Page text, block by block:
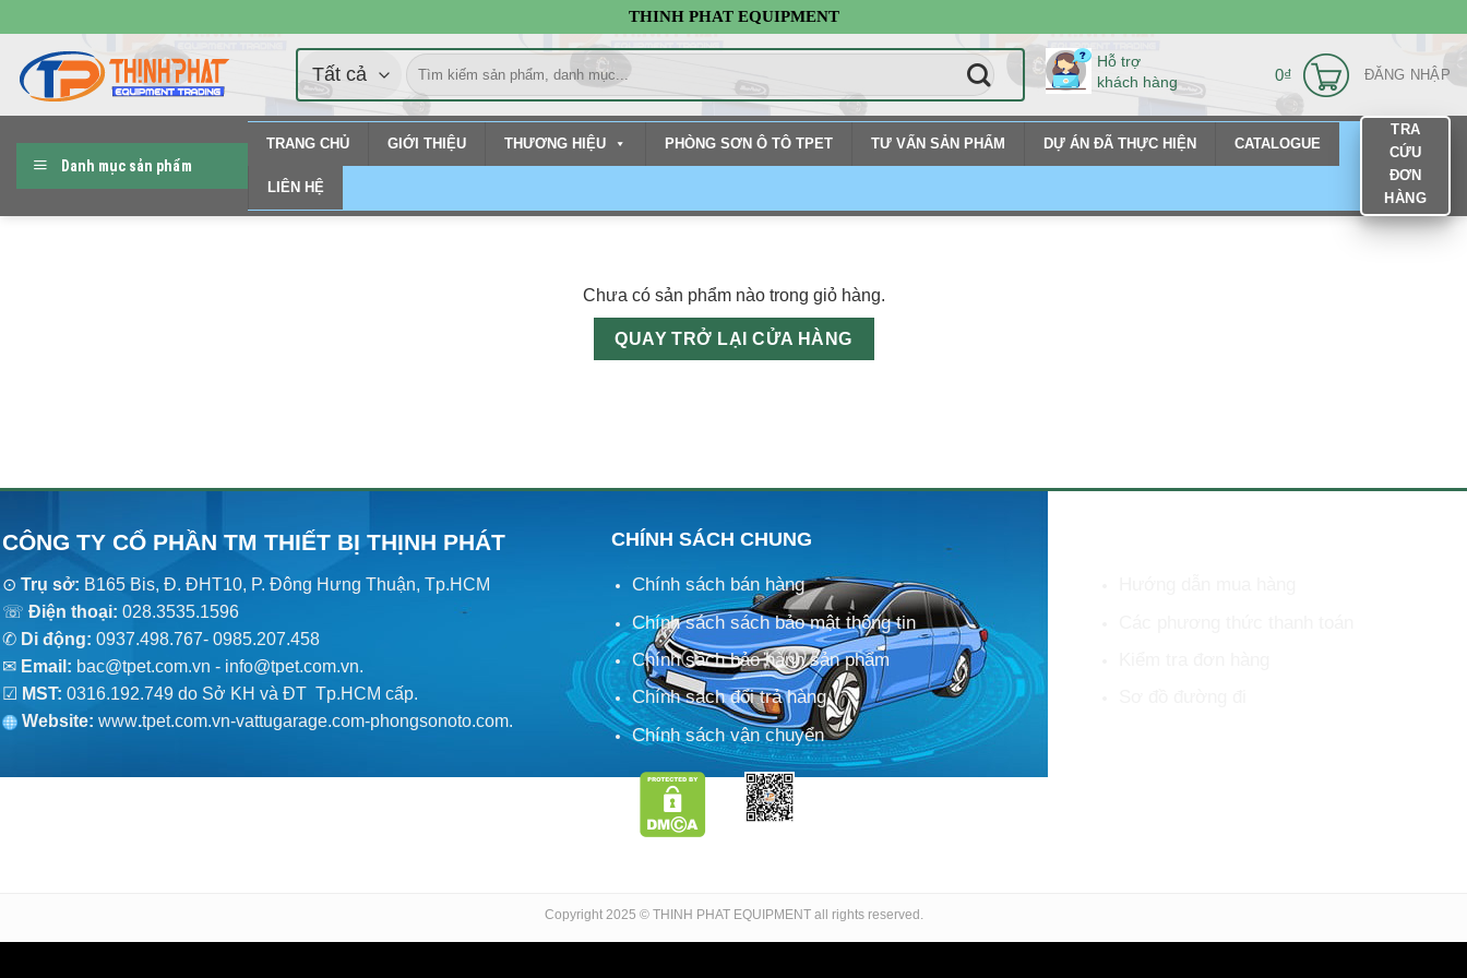
đến
nội
dung
THINH PHAT EQUIPMENT
Tìm
kiếm:
Hỗ trợ
khách hàng
0₫ ĐĂNG NHẬP
Danh mục sản phẩm
TRANG CHỦ GIỚI THIỆU THƯƠNG HIỆU PHÒNG SƠN Ô TÔ TPET TƯ VẤN SẢN PHẨM DỰ ÁN ĐÃ THỰC HIỆN CATALOGUE
LIÊN HỆ
TRA
CỨU
ĐƠN
HÀNG
Chưa có sản phẩm nào trong giỏ hàng.
QUAY TRỞ LẠI CỬA HÀNG
CÔNG TY CỔ PHẦN TM THIẾT BỊ THỊNH PHÁT
⊙ Trụ sở: B165 Bis, Đ. ĐHT10, P. Đông Hưng Thuận, Tp.HCM
☏ Điện thoại: 028.3535.1596
✆ Di động: 0937.498.767- 0985.207.458
✉ Email: bac@tpet.com.vn - info@tpet.com.vn.
☑ MST: 0316.192.749 do Sở KH và ĐT Tp.HCM cấp.
Website: www.tpet.com.vn-vattugarage.com-phongsonoto.com.
CHÍNH SÁCH CHUNG
Chính sách bán hàng
Chính sách sách bảo mật thông tin
Chính sách bảo hành sản phẩm
Chính sách đổi trả hàng
Chính sách vận chuyển
Copyright 2025 © THINH PHAT EQUIPMENT all rights reserved.